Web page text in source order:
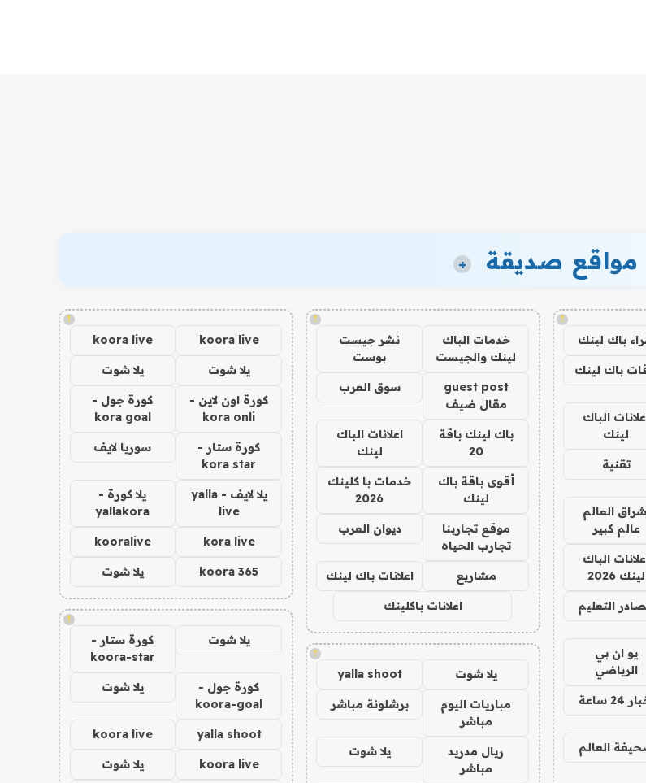
مواقع صديقة +
!
باك لينك
باك لينك
الباك
لينك
تقنية
العالم
عالم كبير
الباك
لينك 2026
التعليم
يو ان بي
الرياضي
24 ساعة
العالم
!
خدمات الباك
لينك والجيست
نشر جيست
بوست
guest post
مقال ضيف
سوق العرب
باك لينك باقة
20
اعلانات الباك
لينك
أقوى باقة باك
لينك
خدمات با كلينك
2026
موقع تجاربنا
تجارب الحياه
ديوان العرب
مشاريع اعلانات باك لينك
اعلانات باكلينك
!
يلا شوت yalla shoot
مباريات اليوم
مباشر
برشلونة مباشر
ريال مدريد
مباشر
يلا شوت
!
koora live
koora live
يلا شوت يلا شوت
كورة اون لاين -
kora onli
كورة جول -
kora goal
كورة ستار -
kora star
سوريا لايف
يلا لايف - yalla
live
يلا كورة -
yallakora
kora live
kooralive
koora 365 يلا شوت
!
يلا شوت
كورة ستار -
koora-star
كورة جول -
koora-goal
يلا شوت
yalla shoot
koora live
koora live يلا شوت